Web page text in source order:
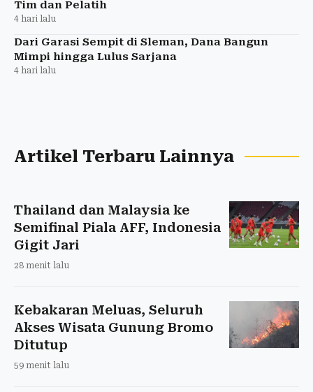
Tim dan Pelatih
4 hari lalu
Dari Garasi Sempit di Sleman, Dana Bangun
Mimpi hingga Lulus Sarjana
4 hari lalu
Artikel Terbaru Lainnya
Thailand dan Malaysia ke
Semifinal Piala AFF, Indonesia
Gigit Jari
28 menit lalu
Kebakaran Meluas, Seluruh
Akses Wisata Gunung Bromo
Ditutup
59 menit lalu